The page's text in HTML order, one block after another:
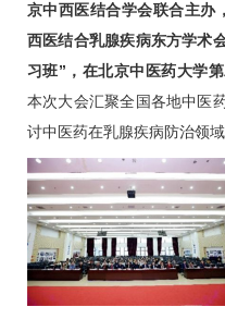
京中西医结合学会联合主办
西医结合乳腺疾病东方学术
习班”，在北京中医药大学
本次大会汇聚全国各地中医
讨中医药在乳腺疾病防治领